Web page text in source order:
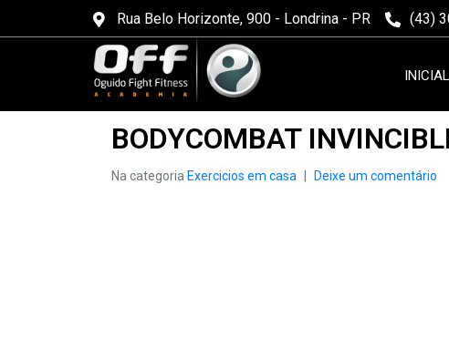
Rua Belo Horizonte, 900 - Londrina - PR (43)
INICIAL
BODYCOMBAT
Na categoria Exercicios em casa Deixe um comentário